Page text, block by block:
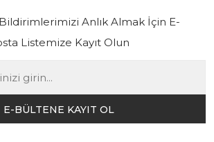
Anlık Almak İçin E-
Listemize Kayıt Olun
E-BÜLTENE KAYIT OL